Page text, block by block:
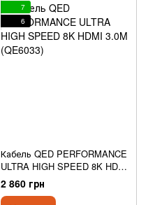
7
6
Кабель QED PERFORMANCE
ULTRA HIGH SPEED 8K HDMI
3.0M (QE6033)
2 860 грн